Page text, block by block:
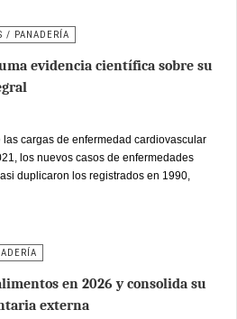
/ PANADERÍA
evidencia científica sobre su
cargas de enfermedad cardiovascular
los nuevos casos de enfermedades
duplicaron los registrados en 1990,
en 2026 y consolida su
externa